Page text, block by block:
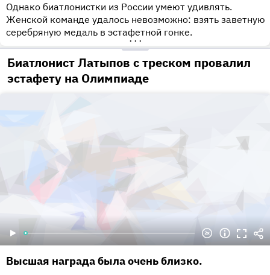
Однако биатлонистки из России умеют удивлять.
Женской команде удалось невозможно: взять заветную
серебряную медаль в эстафетной гонке.
•••
Биатлонист Латыпов с треском провалил
эстафету на Олимпиаде
Высшая награда была очень близко.